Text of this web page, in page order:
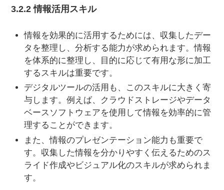
3.2.2 情報活用スキル
情報を効果的に活用するためには、収集したデー
タを整理し、分析する能力が求められます。情報
を体系的に整理し、目的に応じて有用な形に加工
するスキルは重要です。
デジタルツールの活用も、このスキルに大きく寄
与します。例えば、クラウドストレージやデータ
ベースソフトウェアを使用して情報を効率的に管
理することができます。
また、情報のプレゼンテーション能力も重要で
す。収集した情報を分かりやすく伝えるためのス
ライド作成やビジュアル化のスキルが求められま
す。